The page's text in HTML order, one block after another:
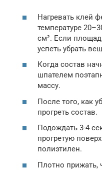
Нагревать клей
температуре
см². Если
успеть убрать
Когда состав
шпателем
массу.
После того, как
прогреть состав.
Подождать 3-4
прогретую
полиэтилен.
Плотно прижать,